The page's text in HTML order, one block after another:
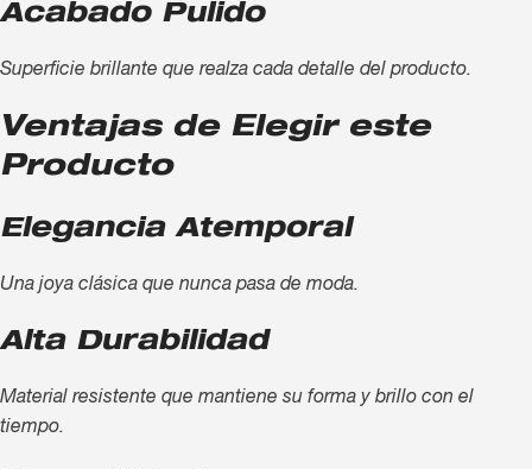
Acabado Pulido
Superficie brillante que realza cada detalle del producto.
Ventajas de Elegir este
Producto
Elegancia Atemporal
Una joya clásica que nunca pasa de moda.
Alta Durabilidad
Material resistente que mantiene su forma y brillo con el
tiempo.